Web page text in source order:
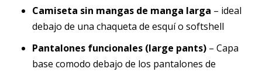
Camiseta sin mangas de manga larga – ideal
debajo de una chaqueta de esquí o softshell
Pantalones funcionales (large pants) – Capa
base comodo debajo de los pantalones de